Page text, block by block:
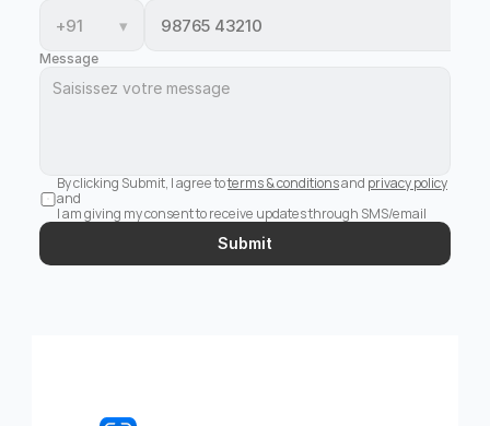
+91
▾
Message
By clicking Submit, I agree to terms & conditions and privacy policy
and
I am giving my consent to receive updates through SMS/email
Submit